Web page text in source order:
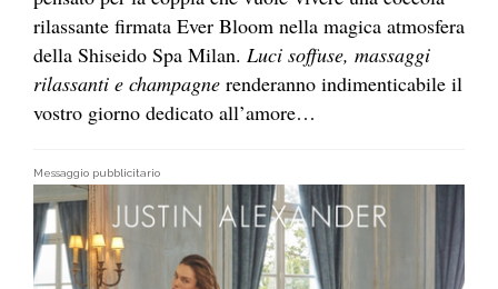
rilassante firmata Ever Bloom nella magica atmosfera
della Shiseido Spa Milan. Luci soffuse, massaggi
rilassanti e champagne renderanno indimenticabile il
vostro giorno dedicato all’amore…
Messaggio pubblicitario